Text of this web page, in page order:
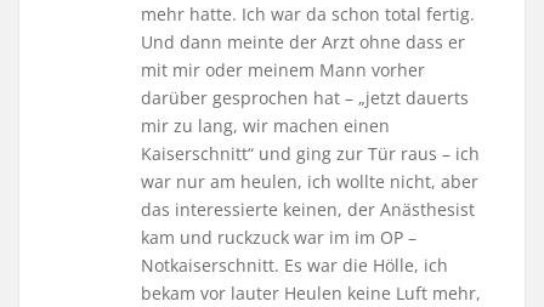
mehr hatte. Ich war da schon total fertig.
Und dann meinte der Arzt ohne dass er
mit mir oder meinem Mann vorher
darüber gesprochen hat – „jetzt dauerts
mir zu lang, wir machen einen
Kaiserschnitt“ und ging zur Tür raus – ich
war nur am heulen, ich wollte nicht, aber
das interessierte keinen, der Anästhesist
kam und ruckzuck war im im OP –
Notkaiserschnitt. Es war die Hölle, ich
bekam vor lauter Heulen keine Luft mehr,